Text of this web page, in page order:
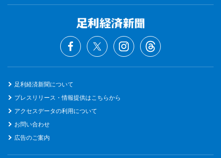
足利経済新聞について
プレスリリース・情報提供はこちらから
アクセスデータの利用について
お問い合わせ
広告のご案内